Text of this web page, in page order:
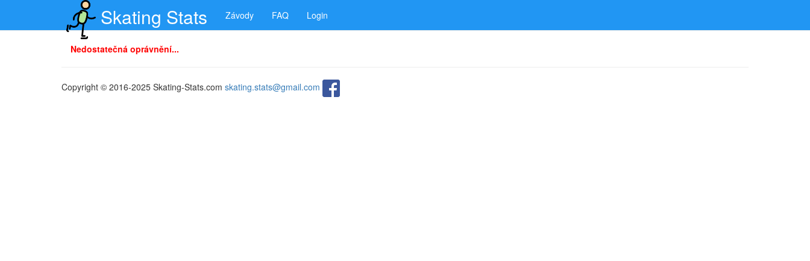
Skating Stats Závody FAQ Login
Nedostatečná oprávnění...
Copyright © 2016-2025 Skating-Stats.com skating.stats@gmail.com